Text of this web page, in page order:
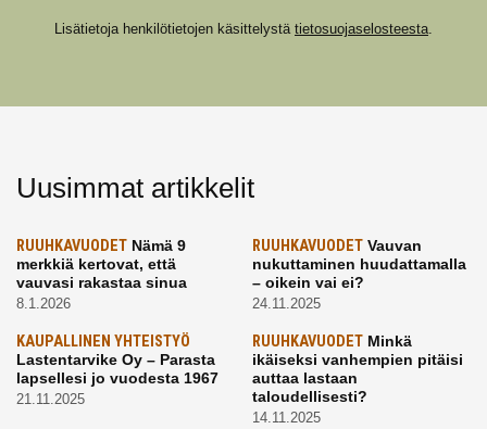
Lisätietoja henkilötietojen käsittelystä tietosuojaselosteesta.
Uusimmat artikkelit
RUUHKAVUODET Nämä 9
merkkiä kertovat, että
vauvasi rakastaa sinua
8.1.2026
RUUHKAVUODETVauvan
nukuttaminen huudattamalla
– oikein vai ei?
24.11.2025
KAUPALLINEN YHTEISTYÖ
Lastentarvike Oy – Parasta
lapsellesi jo vuodesta 1967
21.11.2025
RUUHKAVUODETMinkä
ikäiseksi vanhempien pitäisi
auttaa lastaan
taloudellisesti?
14.11.2025